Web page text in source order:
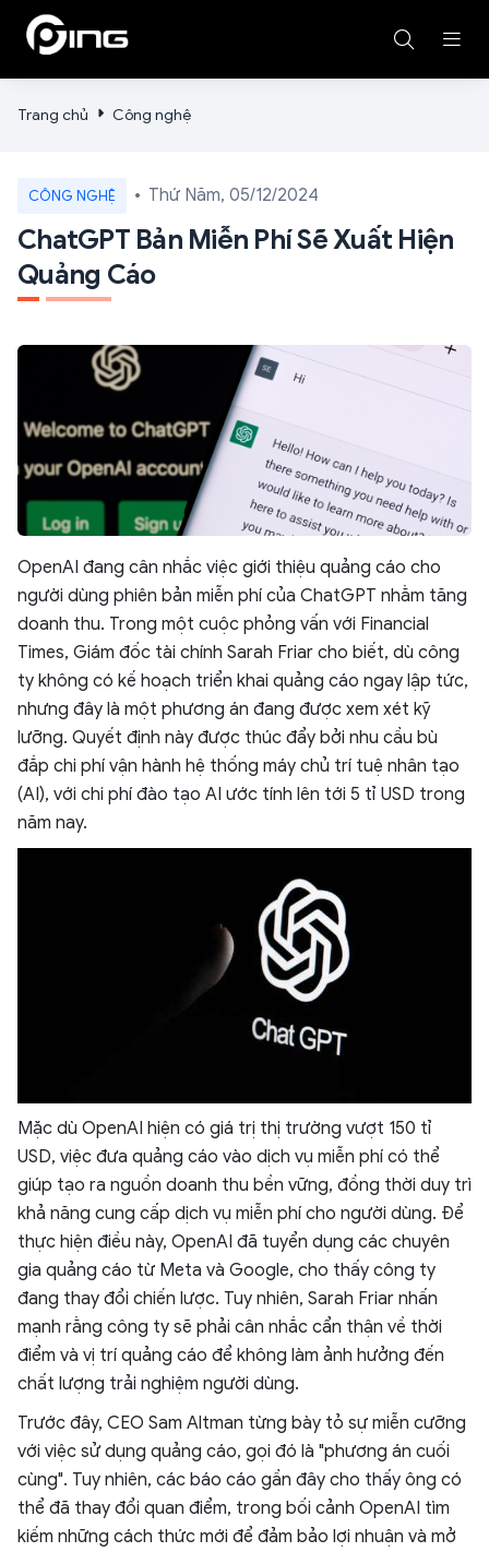
Trang chủ Công nghệ
CÔNG NGHỆ Thứ Năm, 05/12/2024
ChatGPT Bản Miễn Phí Sẽ Xuất Hiện
Quảng Cáo
OpenAI đang cân nhắc việc giới thiệu quảng cáo cho
người dùng phiên bản miễn phí của ChatGPT nhằm tăng
doanh thu. Trong một cuộc phỏng vấn với Financial
Times, Giám đốc tài chính Sarah Friar cho biết, dù công
ty không có kế hoạch triển khai quảng cáo ngay lập tức,
nhưng đây là một phương án đang được xem xét kỹ
lưỡng. Quyết định này được thúc đẩy bởi nhu cầu bù
đắp chi phí vận hành hệ thống máy chủ trí tuệ nhân tạo
(AI), với chi phí đào tạo AI ước tính lên tới 5 tỉ USD trong
năm nay.
Mặc dù OpenAI hiện có giá trị thị trường vượt 150 tỉ
USD, việc đưa quảng cáo vào dịch vụ miễn phí có thể
giúp tạo ra nguồn doanh thu bền vững, đồng thời duy trì
khả năng cung cấp dịch vụ miễn phí cho người dùng. Để
thực hiện điều này, OpenAI đã tuyển dụng các chuyên
gia quảng cáo từ Meta và Google, cho thấy công ty
đang thay đổi chiến lược. Tuy nhiên, Sarah Friar nhấn
mạnh rằng công ty sẽ phải cân nhắc cẩn thận về thời
điểm và vị trí quảng cáo để không làm ảnh hưởng đến
chất lượng trải nghiệm người dùng.
Trước đây, CEO Sam Altman từng bày tỏ sự miễn cưỡng
với việc sử dụng quảng cáo, gọi đó là "phương án cuối
cùng". Tuy nhiên, các báo cáo gần đây cho thấy ông có
thể đã thay đổi quan điểm, trong bối cảnh OpenAI tìm
kiếm những cách thức mới để đảm bảo lợi nhuận và mở